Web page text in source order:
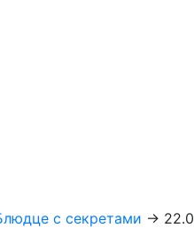
с секретами →